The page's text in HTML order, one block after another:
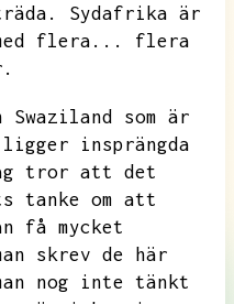
Sydafrika är
flera...
flera
Swaziland som är
ligger insprängda
tror att det
tanke om att
få mycket
skrev de här
nog inte tänkt